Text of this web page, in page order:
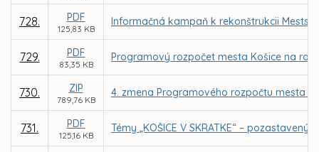
728. PDF
125,83 KB
Informačná kampaň k rekonštrukcii
729. PDF
83,35 KB
Programový rozpočet mesta Košice na rok
730. ZIP
789,76 KB
4. zmena Programového rozpočtu mesta
731. PDF
125,16 KB
Témy „KOŠICE V SKRATKE“ – pozastavený